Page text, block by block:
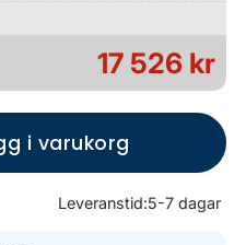
17 526 kr
i varukorg
Leveranstid:5-7 dagar